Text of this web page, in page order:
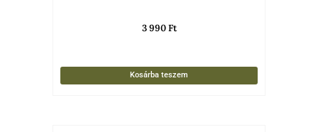
3 990Ft
Kosárba teszem